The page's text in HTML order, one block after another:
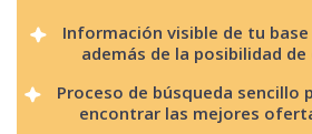
Información visible de tu
además de la posibilidad
Proceso de búsqueda sencillo
encontrar las mejores